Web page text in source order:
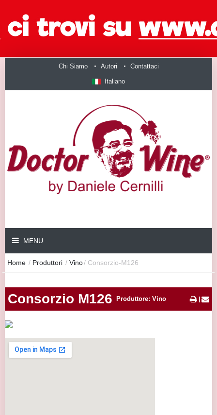
Chi Siamo Autori Contattaci
Italiano
MENU
Home / Produttori / Vino/ Consorzio-M126
Consorzio M126 Produttore: Vino |